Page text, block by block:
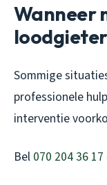
Wanneer
Sommige
professionele
interventie
Bel 070 204 36 17